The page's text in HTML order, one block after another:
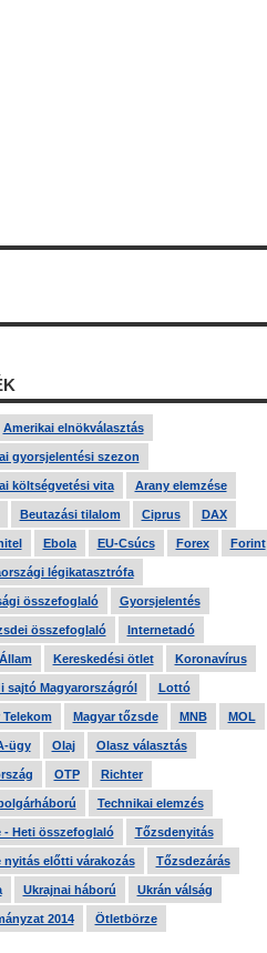
Amerikai elnökválasztás
gyorsjelentési szezon
költségvetési vita Arany elemzése
Beutazási tilalom Ciprus DAX
Ebola EU-Csúcs Forex Forint
légikatasztrófa
összefoglaló Gyorsjelentés
összefoglaló Internetadó
Kereskedési ötlet Koronavírus
sajtó Magyarországról Lottó
Telekom Magyar tőzsde MNB MOL
ügy Olaj Olasz választás
OTP Richter
Technikai elemzés
- Heti összefoglaló Tőzsdenyitás
nyitás előtti várakozás Tőzsdezárás
Ukrajnai háború Ukrán válság
2014 Ötletbörze